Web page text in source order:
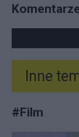
Inne
#Film